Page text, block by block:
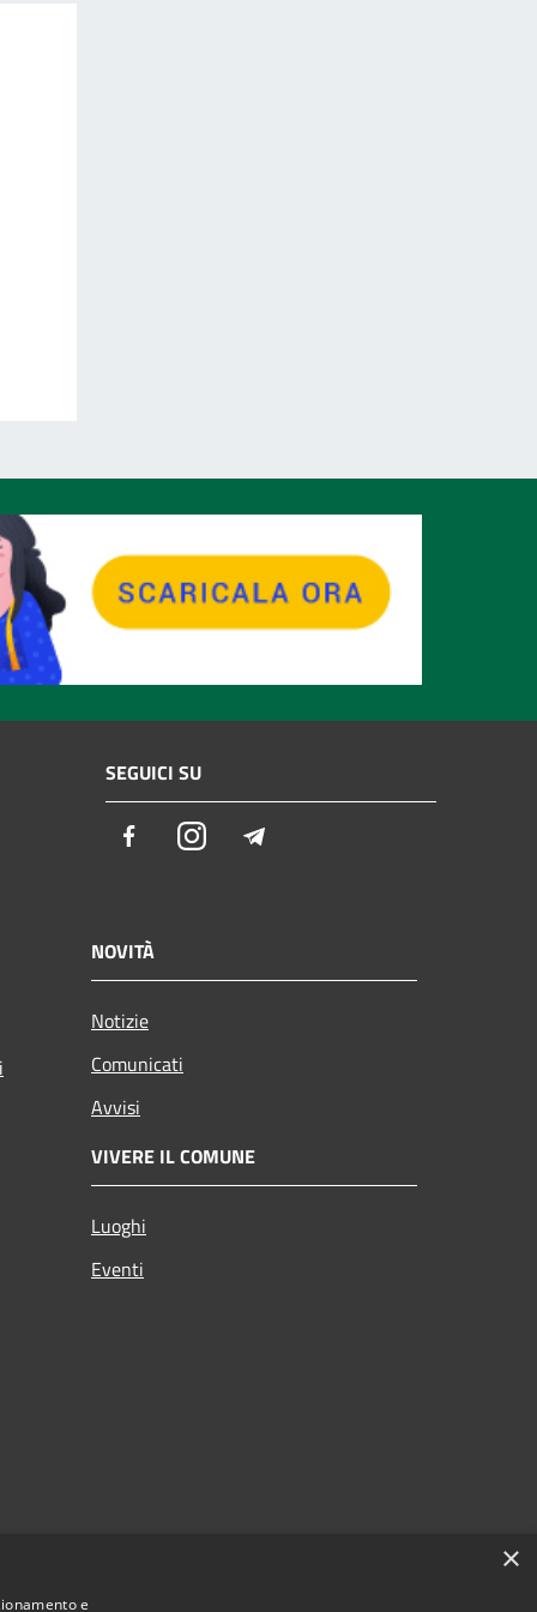
SEGUICI SU
FacebookInstagram
NOVITÀ
Notizie
Comunicati
Avvisi
VIVERE IL COMUNE
Luoghi
Eventi
×
e